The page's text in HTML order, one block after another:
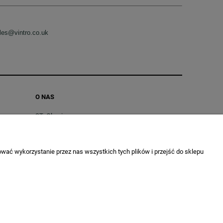
O NAS
SToGlarnia
Kontakt
wykorzystanie przez nas wszystkich tych plików i przejść do sklepu